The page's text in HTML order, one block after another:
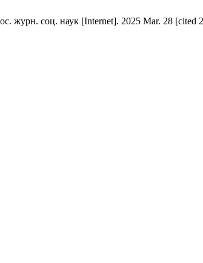
соц. наук [Internet]. 2025 Mar. 28 [cited